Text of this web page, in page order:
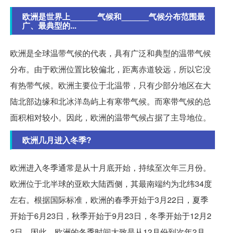
欧洲是世界上______气候和______气候分布范围最
广、最典型的...
欧洲是全球温带气候的代表，具有广泛和典型的温带气候
分布。由于欧洲位置比较偏北，距离赤道较远，所以它没
有热带气候。欧洲主要位于北温带，只有少部分地区在大
陆北部边缘和北冰洋岛屿上有寒带气候。而寒带气候的总
面积相对较小。因此，欧洲的温带气候占据了主导地位。
欧洲几月进入冬季?
欧洲进入冬季通常是从十月底开始，持续至次年三月份。
欧洲位于北半球的亚欧大陆西侧，其最南端约为北纬34度
左右。根据国际标准，欧洲的春季开始于3月22日，夏季
开始于6月23日，秋季开始于9月23日，冬季开始于12月2